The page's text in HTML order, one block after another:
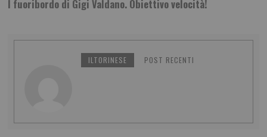
l fuoribordo di Gigi Valdano. Obiettivo velocità!
ILTORINESE POST RECENTI